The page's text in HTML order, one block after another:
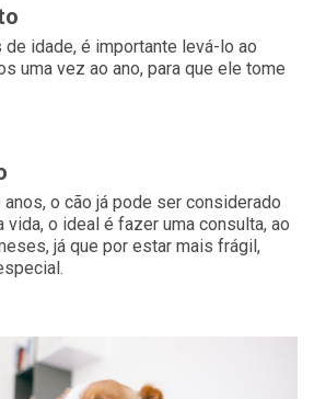
de idade, é importante levá-lo ao
uma vez ao ano, para que ele tome
o cão já pode ser considerado
o ideal é fazer uma consulta, ao
já que por estar mais frágil,